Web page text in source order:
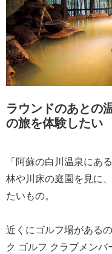
ラウンドのあとの
の旅を体験したい
「阿蘇の白川温泉にある
林や川床の庭園を見に
たいもの。
近くにゴルフ場がある
ク ゴルフ クラブメン